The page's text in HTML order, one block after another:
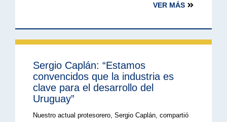
VER MÁS
Sergio Caplán: “Estamos
convencidos que la industria es
clave para el desarrollo del
Uruguay”
Nuestro actual protesorero, Sergio Caplán, compartió